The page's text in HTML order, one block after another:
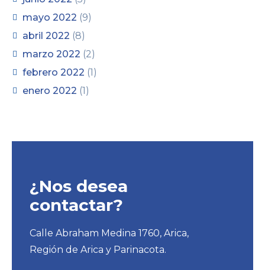
mayo 2022 (9)
abril 2022 (8)
marzo 2022 (2)
febrero 2022 (1)
enero 2022 (1)
¿Nos desea
contactar?
Calle Abraham Medina 1760, Arica,
Región de Arica y Parinacota.